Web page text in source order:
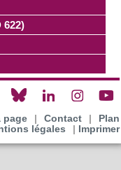
622)
page Contact
Plan
légales Imprimer